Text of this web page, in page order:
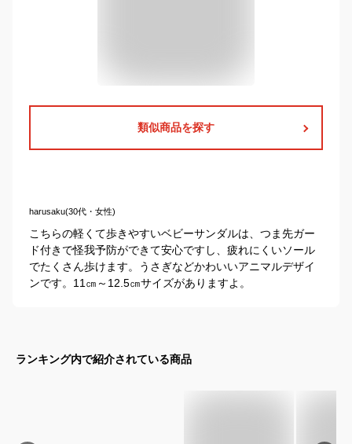
類似商品を探す
harusaku(30代・女性)
こちらの軽くて歩きやすいベビーサンダルは、つま先ガー
ド付きで怪我予防ができて安心ですし、疲れにくいソール
でたくさん歩けます。うさぎなどかわいいアニマルデザイ
ンです。11㎝～12.5㎝サイズがありますよ。
ランキング内で紹介されている商品